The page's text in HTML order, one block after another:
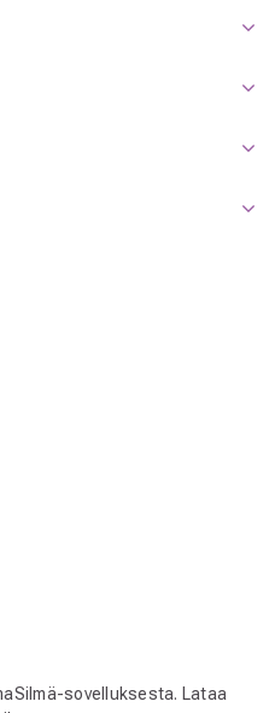
sovelluksesta. Lataa